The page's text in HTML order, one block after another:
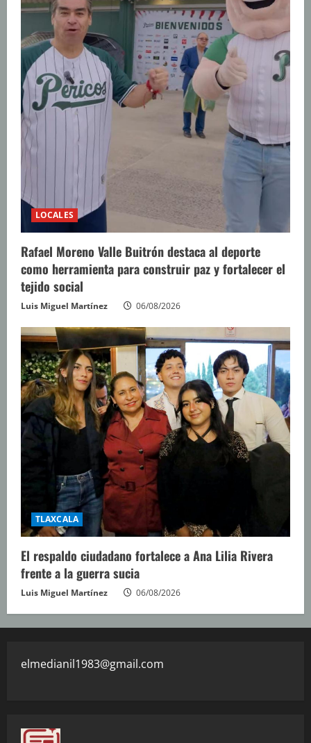
LOCALES
Rafael Moreno Valle Buitrón destaca al deporte
como herramienta para construir paz y fortalecer el
tejido social
Luis Miguel Martínez 06/08/2026
TLAXCALA
El respaldo ciudadano fortalece a Ana Lilia Rivera
frente a la guerra sucia
Luis Miguel Martínez 06/08/2026
elmedianil1983@gmail.com